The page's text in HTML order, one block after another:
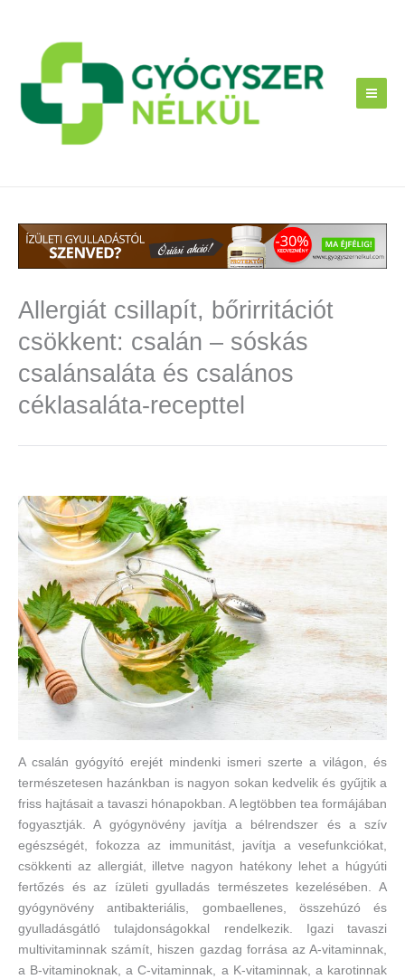
Allergiát csillapít, bőrirritációt
csökkent: csalán – sóskás
csalánsaláta és csalános
céklasaláta-recepttel
A csalán gyógyító erejét mindenki ismeri szerte a világon, és
természetesen hazánkban is nagyon sokan kedvelik és gyűjtik a
friss hajtásait a tavaszi hónapokban. A legtöbben tea formájában
fogyasztják. A gyógynövény javítja a bélrendszer és a szív
egészségét, fokozza az immunitást, javítja a vesefunkciókat,
csökkenti az allergiát, illetve nagyon hatékony lehet a húgyúti
fertőzés és az ízületi gyulladás természetes kezelésében. A
gyógynövény antibakteriális, gombaellenes, összehúzó és
gyulladásgátló tulajdonságokkal rendelkezik. Igazi tavaszi
multivitaminnak számít, hiszen gazdag forrása az A-vitaminnak,
a B-vitaminoknak, a C-vitaminnak, a K-vitaminnak, a karotinnak